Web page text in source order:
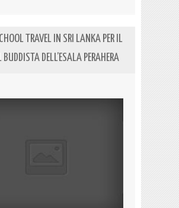
TRAVEL IN SRI LANKA PER IL
BUDDISTA DELL’ESALA PERAHERA